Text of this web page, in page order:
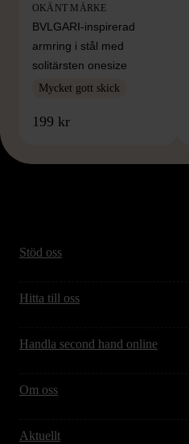
OKÄNT MÄRKE
BVLGARI-inspirerad
armring i stål med
solitärsten onesize
Mycket gott skick
199 kr
Stöd oss
Hitta till oss
Handla second hand online
Om oss
Aktuellt